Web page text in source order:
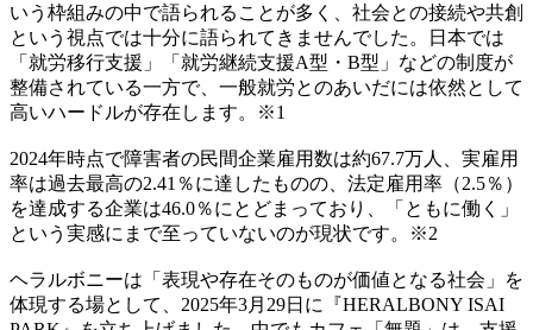
いう枠組みの中で語られることが多く、社会との接続や共創
という視点では十分に語られてきませんでした。日本では
「就労移行支援」「就労継続支援A型・B型」などの制度が
整備されている一方で、一般就労とのあいだには依然として
高いハードルが存在します。※1
2024年時点で障害者の民間企業雇用数は約67.7万人、実雇用
率は過去最高の2.41％に達したものの、法定雇用率（2.5％）
を達成する企業は46.0％にとどまっており、「ともに働く」
という実感にまで至っていないのが現状です。※2
ヘラルボニーは「表現や存在そのものが価値となる社会」を
体現する場として、2025年3月29日に『HERALBONY ISAI